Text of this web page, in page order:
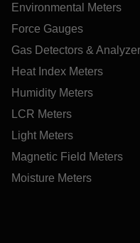
Environmental Meters
Force Gauges
Gas Detectors &
Heat Index Meters
Humidity Meters
LCR Meters
Light Meters
Magnetic Field Meters
Moisture Meters